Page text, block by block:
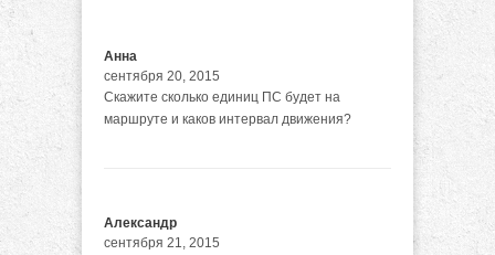
Анна
сентября 20, 2015
Скажите сколько единиц ПС будет на
маршруте и каков интервал движения?
Александр
сентября 21, 2015